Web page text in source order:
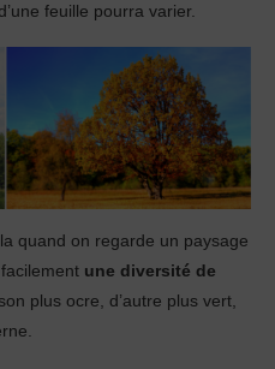
feuille pourra varier.
quand on regarde un paysage
une diversité de
plus ocre, d’autre plus vert,